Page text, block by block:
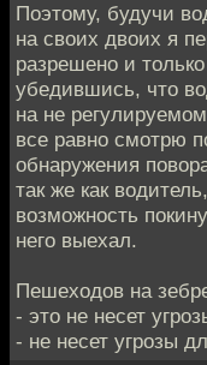
Поэтому, будучи
на своих двоих я
разрешено и
убедившись, что
на не
все равно смотрю
обнаружения
так же как
возможность
него выехал.
Пешеходов на
- это не несет
- не несет угрозы